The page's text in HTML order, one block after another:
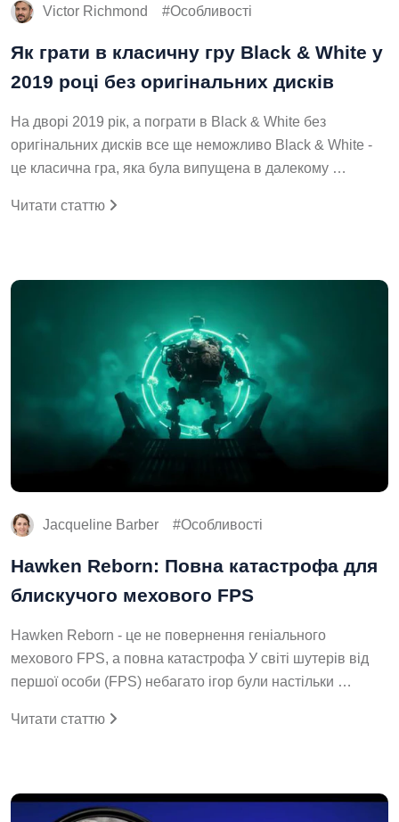
Victor Richmond Особливості
Як грати в класичну гру Black & White у
2019 році без оригінальних дисків
На дворі 2019 рік, а пограти в Black & White без
оригінальних дисків все ще неможливо Black & White -
це класична гра, яка була випущена в далекому …
Читати статтю
Jacqueline Barber Особливості
Hawken Reborn: Повна катастрофа для
блискучого мехового FPS
Hawken Reborn - це не повернення геніального
мехового FPS, а повна катастрофа У світі шутерів від
першої особи (FPS) небагато ігор були настільки …
Читати статтю